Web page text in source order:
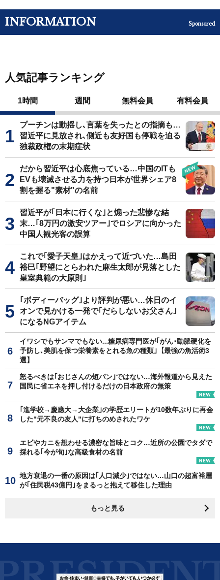
INFORMATION Sponsored
人気記事ランキング
1時間 週間 無料会員 有料会員
プーチンは動揺し､言葉を失ったとの指摘も…
習近平に見放され､側近も友好国も停戦を迫る
独裁政権の末期症状
だから習近平は心底焦っている…中国のITも
EVも壊滅させる力を持つ日本が世界シェア8
割を握る"素材"の名前
習近平が｢日本に行くな｣と煽った悲惨な結
末…｢8万円の激安ツアー｣でロシアに向かった
中国人観光客の誤算
これで｢愛子天皇｣はかえって近づいた…島田
裕巳｢野望にとらわれた麻生太郎が見落とした
皇室典範の大原則｣
｢ボディーバッグ｣より評判が悪い…休日のイ
オンで見かける一発で｢だらしないお父さん｣
になるNGアイテム
イワシでもサンマでもない...糖尿病専門医が｢がん･動脈硬化を
予防し､美肌を保つ栄養素をとれる魚の種類｣【最強の魚活術3
選】
怒るべきは｢おじさんの短パン｣ではない…海外報道から見えた
国民に省エネを押し付けるだけの日本政府の無策
｢進学校→慶應大→大企業｣の学歴エリートが10数年ぶりに再会
した"元不良の友人"に打ちのめされたワケ
エビやカニを想わせる濃密な旨味とコク…近所の公園でタダで
採れる｢今が旬｣な高級食材の名前
地方衰退の一番の原因は｢人口減少｣ではない…山口の超富裕層
が｢住民税43億円｣をまるっと抱えて移住した理由
もっと見る